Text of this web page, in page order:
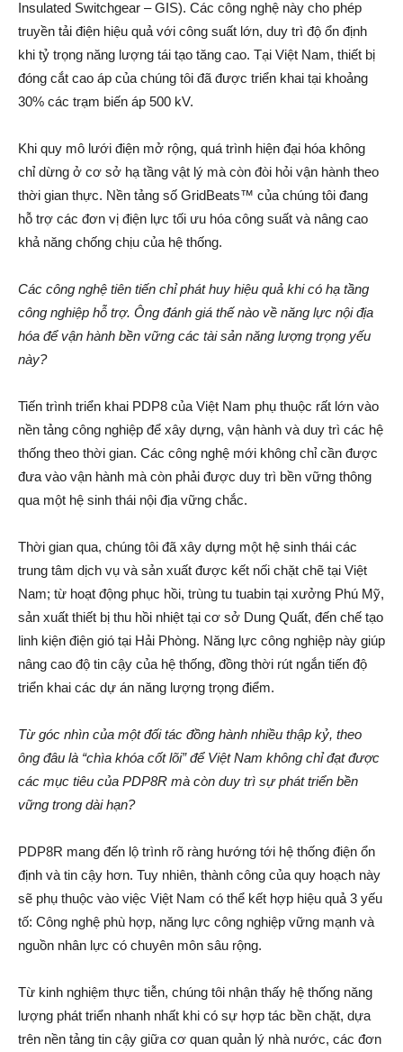
Insulated Switchgear – GIS). Các công nghệ này cho phép
truyền tải điện hiệu quả với công suất lớn, duy trì độ ổn định
khi tỷ trọng năng lượng tái tạo tăng cao. Tại Việt Nam, thiết bị
đóng cắt cao áp của chúng tôi đã được triển khai tại khoảng
30% các trạm biến áp 500 kV.
Khi quy mô lưới điện mở rộng, quá trình hiện đại hóa không
chỉ dừng ở cơ sở hạ tầng vật lý mà còn đòi hỏi vận hành theo
thời gian thực. Nền tảng số GridBeats™ của chúng tôi đang
hỗ trợ các đơn vị điện lực tối ưu hóa công suất và nâng cao
khả năng chống chịu của hệ thống.
Các công nghệ tiên tiến chỉ phát huy hiệu quả khi có hạ tầng
công nghiệp hỗ trợ. Ông đánh giá thế nào về năng lực nội địa
hóa để vận hành bền vững các tài sản năng lượng trọng yếu
này?
Tiến trình triển khai PDP8 của Việt Nam phụ thuộc rất lớn vào
nền tảng công nghiệp để xây dựng, vận hành và duy trì các hệ
thống theo thời gian. Các công nghệ mới không chỉ cần được
đưa vào vận hành mà còn phải được duy trì bền vững thông
qua một hệ sinh thái nội địa vững chắc.
Thời gian qua, chúng tôi đã xây dựng một hệ sinh thái các
trung tâm dịch vụ và sản xuất được kết nối chặt chẽ tại Việt
Nam; từ hoạt động phục hồi, trùng tu tuabin tại xưởng Phú Mỹ,
sản xuất thiết bị thu hồi nhiệt tại cơ sở Dung Quất, đến chế tạo
linh kiện điện gió tại Hải Phòng. Năng lực công nghiệp này giúp
nâng cao độ tin cậy của hệ thống, đồng thời rút ngắn tiến độ
triển khai các dự án năng lượng trọng điểm.
Từ góc nhìn của một đối tác đồng hành nhiều thập kỷ, theo
ông đâu là “chìa khóa cốt lõi” để Việt Nam không chỉ đạt được
các mục tiêu của PDP8R mà còn duy trì sự phát triển bền
vững trong dài hạn?
PDP8R mang đến lộ trình rõ ràng hướng tới hệ thống điện ổn
định và tin cậy hơn. Tuy nhiên, thành công của quy hoạch này
sẽ phụ thuộc vào việc Việt Nam có thể kết hợp hiệu quả 3 yếu
tố: Công nghệ phù hợp, năng lực công nghiệp vững mạnh và
nguồn nhân lực có chuyên môn sâu rộng.
Từ kinh nghiệm thực tiễn, chúng tôi nhận thấy hệ thống năng
lượng phát triển nhanh nhất khi có sự hợp tác bền chặt, dựa
trên nền tảng tin cậy giữa cơ quan quản lý nhà nước, các đơn